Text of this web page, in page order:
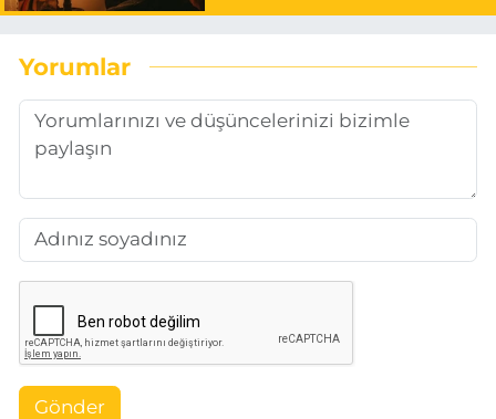
Yorumlar
Gönder